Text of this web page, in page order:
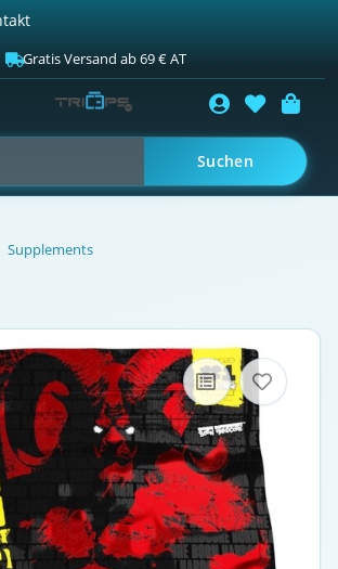
Gratis Versand ab 69 € AT
Suchen
Supplements